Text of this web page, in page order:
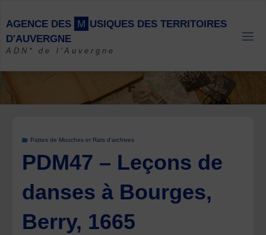
content
AGENCE DES M USIQUES DES TERRITOIRES
D'AUVERGNE
ADN* de l'Auvergne
Pattes de Mouches et Rats d'archives
PDM47 – Leçons de
danses à Bourges,
Berry, 1665